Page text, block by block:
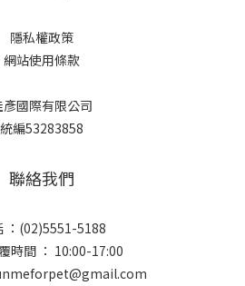
隱私權政策
網站使用條款
彥國際有限公司
統編53283858
聯絡我們
：(02)5551-5188
時間 ： 10:00-17:00